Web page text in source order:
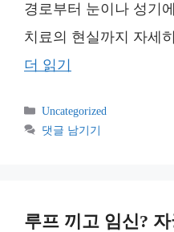
경로부터 눈이나 성기
치료의 현실까지 자세
더 읽기
카
테
Uncategorized
댓글 남기기
루프 끼고 임신?